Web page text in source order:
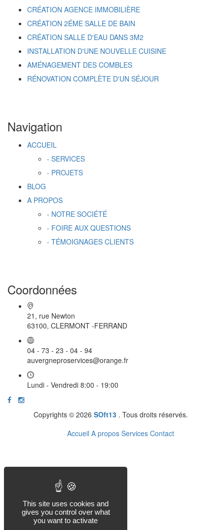
CRÉATION AGENCE IMMOBILIÈRE
CRÉATION 2ÉME SALLE DE BAIN
CRÉATION SALLE D'EAU DANS 3M2
INSTALLATION D'UNE NOUVELLE CUISINE
AMÉNAGEMENT DES COMBLES
RÉNOVATION COMPLÈTE D'UN SÉJOUR
Navigation
ACCUEIL
- SERVICES
- PROJETS
BLOG
A PROPOS
- NOTRE SOCIÉTÉ
- FOIRE AUX QUESTIONS
- TÉMOIGNAGES CLIENTS
Coordonnées
21, rue Newton
63100, CLERMONT -FERRAND
04 - 73 - 23 - 04 - 94
auvergneproservices@orange.fr
Lundi - Vendredi 8:00 - 19:00
Copyrights © 2026 SOft13 . Tous droits réservés.
Accueil A propos Services Contact
This site uses cookies and
gives you control over what
you want to activate